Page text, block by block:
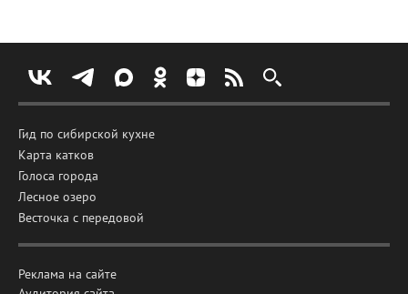
Гид по сибирской кухне
Карта катков
Голоса города
Лесное озеро
Весточка с передовой
Реклама на сайте